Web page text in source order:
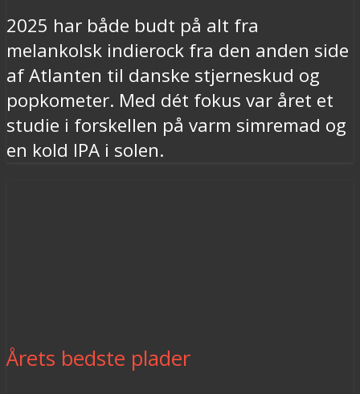
2025 har både budt på alt fra
melankolsk indierock fra den anden side
af Atlanten til danske stjerneskud og
popkometer. Med dét fokus var året et
studie i forskellen på varm simremad og
en kold IPA i solen.
Årets bedste plader